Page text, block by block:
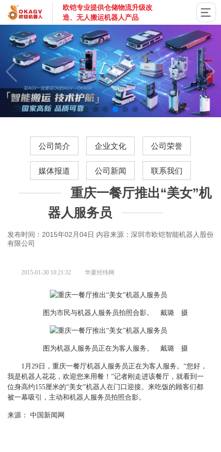
欧铠专业提供仓储物流升级改
造、无人搬运机器人产品
公司简介 企业文化 公司荣誉
媒体报道 公司新闻 联系我们
重庆一餐厅推出“美女”机
器人服务员
发布时间：2015年02月04日 内容来源：深圳市欧铠智能机器人股份
有限公司
2015-01-30 10:21:32 华夏经纬网
图为市民与机器人服务员拍照合影。 戴璐 摄
图为机器人服务员正在为客人服务。 戴璐 摄
1月29日，重庆一餐厅机器人服务员正在为客人服务。“您好，
我是机器人花花，欢迎您来用餐！”记者刚走进该餐厅，就看到一
位身高约155厘米的“美女”机器人在门口迎接。来吃饭的顾客们都
被一幕吸引，主动和机器人服务员拍照合影。
来源： 中国新闻网